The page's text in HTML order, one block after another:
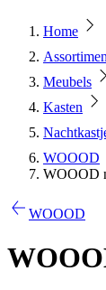
Home
Meubels
Kasten
WOOOD
WOOOD
WOOOD